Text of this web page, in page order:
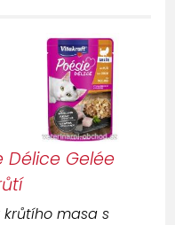
Délice Gelée
krůtího masa s